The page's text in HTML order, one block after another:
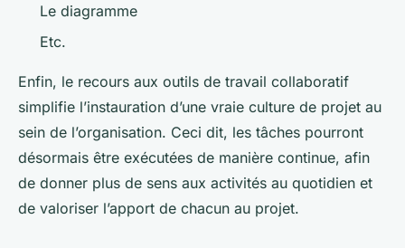
Le diagramme
Etc.
Enfin, le recours aux outils de travail collaboratif
simplifie l’instauration d’une vraie culture de projet au
sein de l’organisation. Ceci dit, les tâches pourront
désormais être exécutées de manière continue, afin
de donner plus de sens aux activités au quotidien et
de valoriser l’apport de chacun au projet.